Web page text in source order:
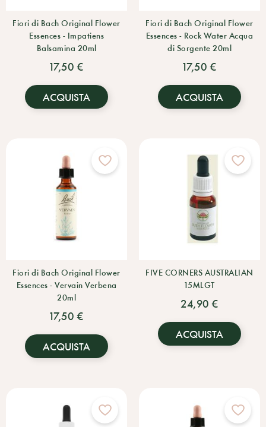
Fiori di Bach Original Flower
Essences - Impatiens
Balsamina 20ml
17,50 €
ACQUISTA
Fiori di Bach Original Flower
Essences - Rock Water Acqua
di Sorgente 20ml
17,50 €
ACQUISTA
Fiori di Bach Original Flower
Essences - Vervain Verbena
20ml
17,50 €
ACQUISTA
FIVE CORNERS AUSTRALIAN
15MLGT
24,90 €
ACQUISTA